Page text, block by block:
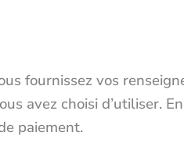
fournissez vos
avez choisi d’utiliser.
paiement.